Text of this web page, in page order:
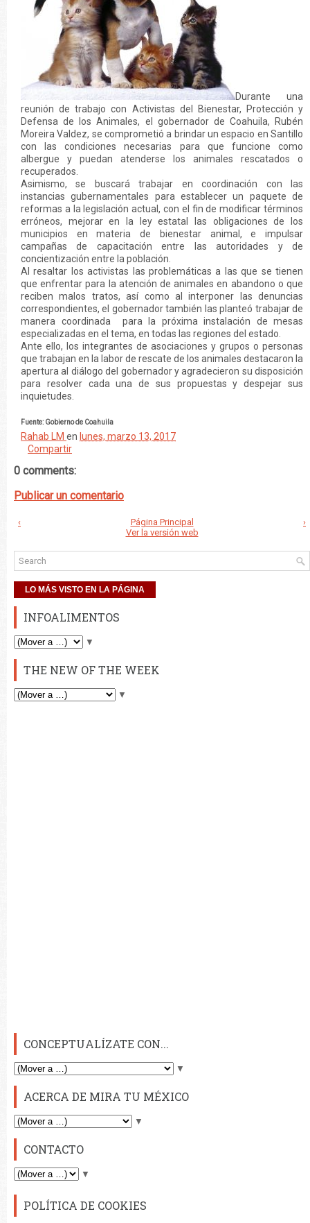
Durante una
reunión de trabajo con Activistas del Bienestar, Protección y
Defensa de los Animales, el gobernador de Coahuila, Rubén
Moreira Valdez, se comprometió a brindar un espacio en Santillo
con las condiciones necesarias para que funcione como
albergue y puedan atenderse los animales rescatados o
recuperados.
Asimismo, se buscará trabajar en coordinación con las
instancias gubernamentales para establecer un paquete de
reformas a la legislación actual, con el fin de modificar términos
erróneos, mejorar en la ley estatal las obligaciones de los
municipios en materia de bienestar animal, e impulsar
campañas de capacitación entre las autoridades y de
concientización entre la población.
Al resaltar los activistas las problemáticas a las que se tienen
que enfrentar para la atención de animales en abandono o que
reciben malos tratos, así como al interponer las denuncias
correspondientes, el gobernador también las planteó trabajar de
manera coordinada para la próxima instalación de mesas
especializadas en el tema, en todas las regiones del estado.
Ante ello, los integrantes de asociaciones y grupos o personas
que trabajan en la labor de rescate de los animales destacaron la
apertura al diálogo del gobernador y agradecieron su disposición
para resolver cada una de sus propuestas y despejar sus
inquietudes.
Fuente: Gobierno de Coahuila
Rahab LM en lunes, marzo 13, 2017
Compartir
0 comments:
Publicar un comentario
‹ ›
Página Principal
Ver la versión web
LO MÁS VISTO EN LA PÁGINA
INFOALIMENTOS
▼
THE NEW OF THE WEEK
▼
CONCEPTUALÍZATE CON...
▼
ACERCA DE MIRA TU MÉXICO
▼
CONTACTO
▼
POLÍTICA DE COOKIES